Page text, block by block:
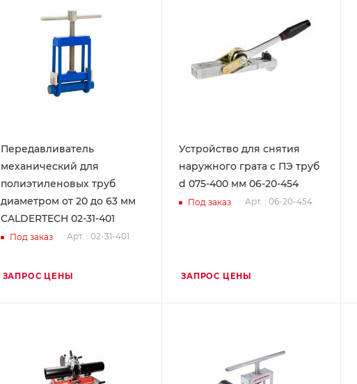
Передавливатель
механический для
полиэтиленовых труб
диаметром от 20 до 63 мм
CALDERTECH 02-31-401
Под заказ Арт. : 02-31-401
ЗАПРОС ЦЕНЫ
Устройство для снятия
наружного грата с ПЭ труб
d 075-400 мм 06-20-454
Под заказ Арт. : 06-20-454
ЗАПРОС ЦЕНЫ